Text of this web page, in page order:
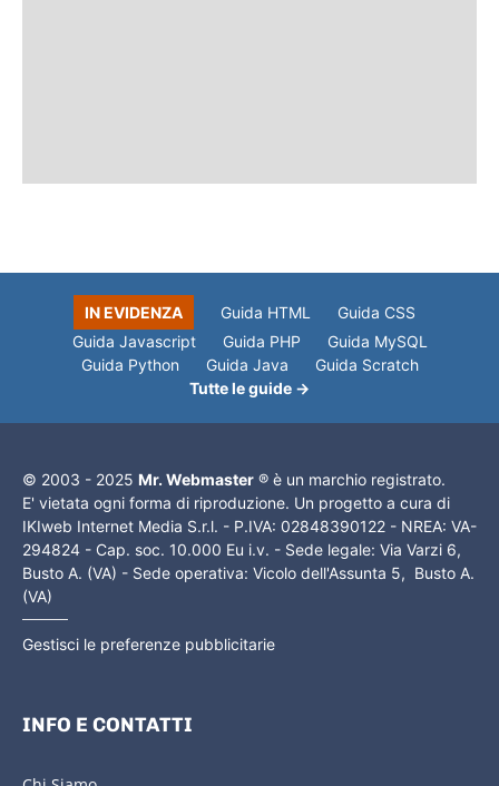
IN EVIDENZA Guida HTML
Guida CSS
Guida Javascript
Guida PHP
Guida MySQL
Guida Python
Guida Java
Guida Scratch
Tutte le guide →
© 2003 - 2025 Mr. Webmaster ® è un marchio registrato.
E' vietata ogni forma di riproduzione. Un progetto a cura di
IKIweb Internet Media S.r.l. - P.IVA: 02848390122 - NREA: VA-
294824 - Cap. soc. 10.000 Eu i.v. - Sede legale: Via Varzi 6,
Busto A. (VA) - Sede operativa: Vicolo dell'Assunta 5, Busto A.
(VA)
Gestisci le preferenze pubblicitarie
INFO E CONTATTI